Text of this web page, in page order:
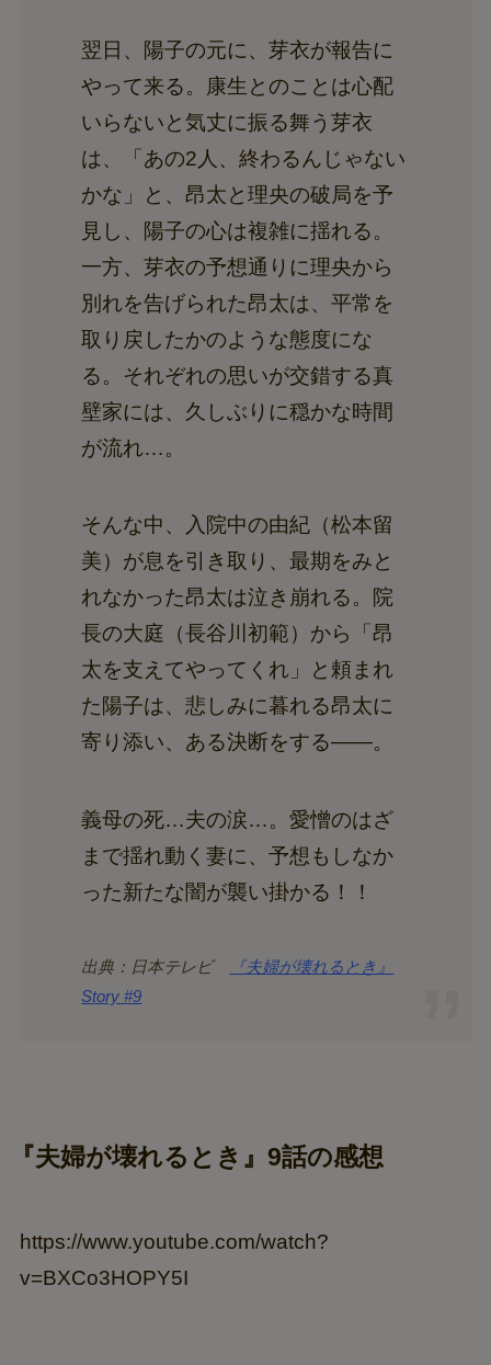
翌日、陽子の元に、芽衣が報告に
やって来る。康生とのことは心配
いらないと気丈に振る舞う芽衣
は、「あの2人、終わるんじゃない
かな」と、昂太と理央の破局を予
見し、陽子の心は複雑に揺れる。
一方、芽衣の予想通りに理央から
別れを告げられた昂太は、平常を
取り戻したかのような態度にな
る。それぞれの思いが交錯する真
壁家には、久しぶりに穏かな時間
が流れ…。
そんな中、入院中の由紀（松本留
美）が息を引き取り、最期をみと
れなかった昂太は泣き崩れる。院
長の大庭（長谷川初範）から「昂
太を支えてやってくれ」と頼まれ
た陽子は、悲しみに暮れる昂太に
寄り添い、ある決断をする――。
義母の死…夫の涙…。愛憎のはざ
まで揺れ動く妻に、予想もしなか
った新たな闇が襲い掛かる！！
出典：日本テレビ
『夫婦が壊れるとき』
Story #9
『夫婦が壊れるとき』 9話の感想
https://www.youtube.com/watch?
v=BXCo3HOPY5I